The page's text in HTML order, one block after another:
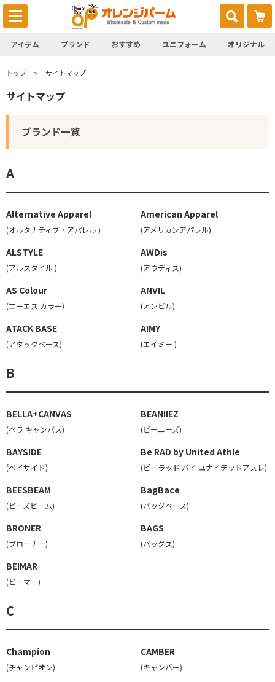
アイテム ブランド おすすめ ユニフォーム オリジナル
トップ サイトマップ
サイトマップ
ブランド一覧
A
Alternative Apparel
(オルタナティブ・アパレル )
American Apparel
(アメリカンアパレル)
ALSTYLE
(アルスタイル )
AWDis
(アウディス)
AS Colour
(エーエス カラー)
ANVIL
(アンビル)
ATACK BASE
(アタックベース)
AIMY
(エイミー )
B
BELLA+CANVAS
(ベラ キャンバス)
BEANIIEZ
(ビーニーズ)
BAYSIDE
(ベイサイド)
Be RAD by United Athle
(ビーラッド バイ ユナイテッドアスレ)
BEESBEAM
(ビーズビーム)
BagBace
(バッグベース)
BRONER
(ブローナー)
BAGS
(バッグス)
BEIMAR
(ビーマー)
C
Champion
(チャンピオン)
CAMBER
(キャンバー)